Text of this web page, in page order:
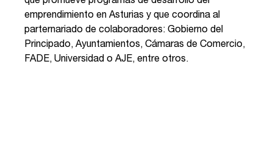
emprendimiento en Asturias y que coordina al
parternariado de colaboradores: Gobierno del
Principado, Ayuntamientos, Cámaras de Comercio,
FADE, Universidad o AJE, entre otros.